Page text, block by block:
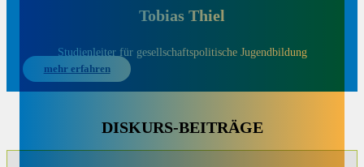
Tobias Thiel
Studienleiter für gesellschaftspolitische Jugendbildung
mehr erfahren
DISKURS-BEITRÄGE